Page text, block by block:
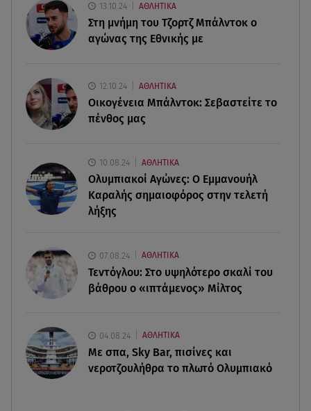
07.08.26 , 20:13
Κυψέλη: Tι βρέθηκε στο διαμέρισμα της
38χρονης Λίζα
Συντάξεις Σεπτεμβρίου: Πότε θα μπουν τα
χρήματα στους λογαριασμούς
Φωτιά στο Στεφάνι Κορίνθου: Μήνυμα από το 112
- Σηκώθηκαν εναέρια μέσα
07.08.26 , 18:34
Έξοδος Αυγούστου: Στο 100% η πληρότητα για
13.10.24 ΑΘΛΗΤΙΚΑ
Στη μνήμη του Τζορτζ Μπάλντοκ ο
αγώνας της Εθνικής με
12.10.24 ΑΘΛΗΤΙΚΑ
Οικογένεια Μπάλντοκ: Σεβαστείτε το
πένθος μας
10.08.24 ΑΘΛΗΤΙΚΑ
Ολυμπιακοί Αγώνες: Ο Εμμανουήλ
Καραλής σημαιοφόρος στην τελετή
λήξης
07.08.24 ΑΘΛΗΤΙΚΑ
Τεντόγλου: Στο υψηλότερο σκαλί του
βάθρου ο «ιπτάμενος» Μίλτος
04.08.24 ΑΘΛΗΤΙΚΑ
Με σπα, Sky Bar, πισίνες και
νεροτζουλήθρα το πλωτό Ολυμπιακό